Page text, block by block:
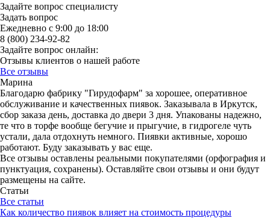
Задайте вопрос специалисту
Задать вопрос
Ежедневно с 9:00 до 18:00
8 (800) 234-92-82
Задайте вопрос онлайн:
Отзывы клиентов о нашей работе
Все отзывы
Марина
Благодарю фабрику "Гирудофарм" за хорошее, оперативное
обслуживание и качественных пиявок. Заказывала в Иркутск,
сбор заказа день, доставка до двери 3 дня. Упакованы надежно,
те что в торфе вообще бегучие и прыгучие, в гидрогеле чуть
устали, дала отдохнуть немного. Пиявки активные, хорошо
работают. Буду заказывать у вас еще.
Все отзывы оставлены реальными покупателями (орфография и
пунктуация, сохранены). Оставляйте свои отзывы и они будут
размещены на сайте.
Статьи
Все статьи
Как количество пиявок влияет на стоимость процедуры